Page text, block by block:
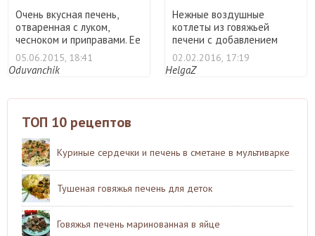
Очень вкусная печень,
отваренная с луком,
чесноком и приправами. Ее
...
05.06.2015, 18:41
Oduvanchik
Нежные воздушные
котлеты из говяжьей
печени с добавлением
зелени. Зе ...
02.02.2016, 17:19
HelgaZ
ТОП 10 рецептов
Куриные сердечки и печень в сметане в мультиварке
Тушеная говяжья печень для деток
Говяжья печень маринованная в яйце